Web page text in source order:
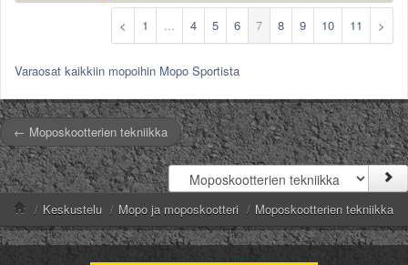
< 1 ... 4 5 6 7 8 9 10 11 >
Varaosat kaikkiin mopoihin Mopo Sportista
← Moposkootterien tekniikka
/ Keskustelu / Mopo ja moposkootteri / Moposkootterien tekniikka